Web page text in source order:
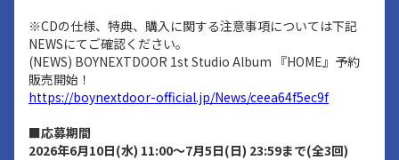
※CDの仕様、特典、購入に関する注意事項については下記
NEWSにてご確認ください。
(NEWS) BOYNEXTDOOR 1st Studio Album 『HOME』予約
販売開始！
https://boynextdoor-official.jp/News/ceea64f5ec9f
■応募期間
2026年6月10日(水) 11:00～7月5日(日) 23:59まで(全3回)